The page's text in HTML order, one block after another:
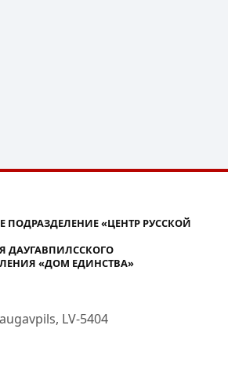
ПОДРАЗДЕЛЕНИЕ «ЦЕНТР РУССКОЙ
ДАУГАВПИЛССКОГО
«ДОМ ЕДИНСТВА»
LV-5404